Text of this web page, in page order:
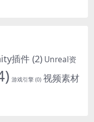
插件 (2) Unreal资
游戏引擎 (0) 视频素材